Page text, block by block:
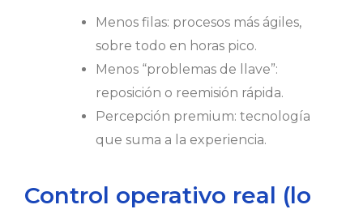
Menos filas: procesos más ágiles,
sobre todo en horas pico.
Menos “problemas de llave”:
reposición o reemisión rápida.
Percepción premium: tecnología
que suma a la experiencia.
Control operativo real (lo